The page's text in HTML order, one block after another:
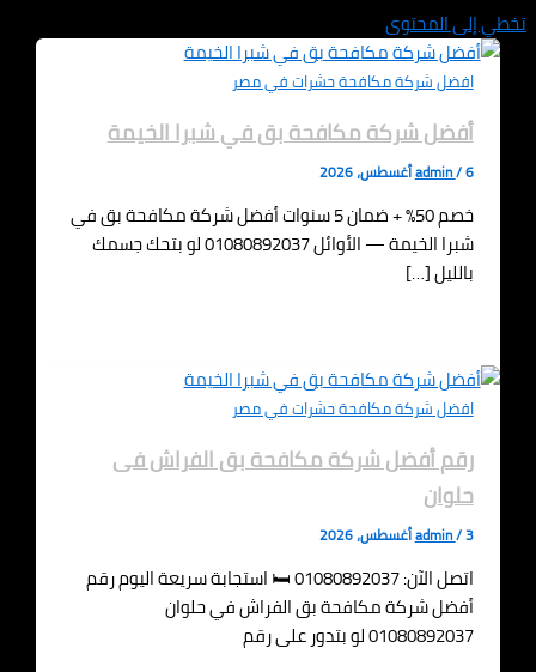
تخطي إلى المحتوى
افضل شركة مكافحة حشرات في مصر
أفضل شركة مكافحة بق في شبرا الخيمة
admin/6 أغسطس، 2026
خصم 50% + ضمان 5 سنوات أفضل شركة مكافحة بق في
شبرا الخيمة — الأوائل 01080892037 لو بتحك جسمك
بالليل […]
افضل شركة مكافحة حشرات في مصر
رقم أفضل شركة مكافحة بق الفراش فى
حلوان
admin/3 أغسطس، 2026
اتصل الآن: 01080892037 🛏️ استجابة سريعة اليوم رقم
أفضل شركة مكافحة بق الفراش في حلوان
01080892037 لو بتدور على رقم